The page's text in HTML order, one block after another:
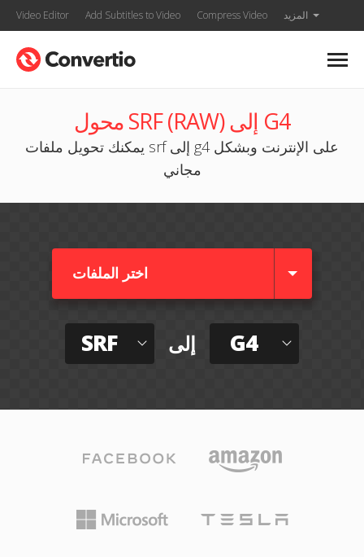
Video Editor Add Subtitles to Video Compress Video المزيد
محول SRF (RAW) إلى G4
يمكنك تحويل ملفات srf إلى g4 على الإنترنت وبشكل
مجاني
اختر الملفات
SRF إلى G4